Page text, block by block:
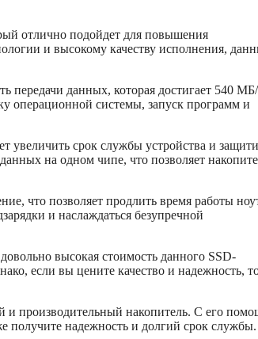
отлично подойдет для повышения
и высокому качеству исполнения,
передачи данных, которая достигает 540
операционной системы, запуск программ и
увеличить срок службы устройства и
на одном чипе, что позволяет
что позволяет продлить время работы
и наслаждаться безупречной
высокая стоимость данного SSD-
если вы цените качество и надежность,
и производительный накопитель. С его
получите надежность и долгий срок службы.